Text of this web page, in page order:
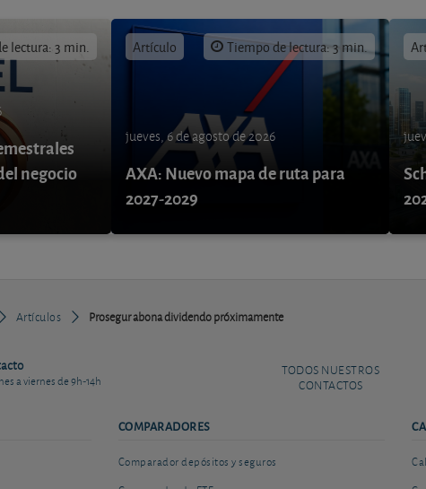
lectura: 3 min.
negocio
Artículo Tiempo de lectura: 3 min.
jueves, 6 de agosto de 2026
AXA: Nuevo mapa de ruta para
2027-2029
Artículos Prosegur abona dividendo próximamente
a viernes de 9h-14h
TODOS NUESTROS
CONTACTOS
COMPARADORES
Comparador depósitos y seguros